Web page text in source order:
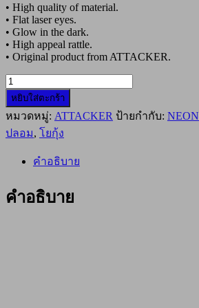
• High quality of material.
• Flat laser eyes.
• Glow in the dark.
• High appeal rattle.
• Original product from ATTACKER.
จำนวน
โย
กุ้ง
ATTACKER
ORIGINAL
SQUID
3.0
#NEW-
หยิบใส่ตะกร้า
หมวดหมู่: ATTACKER ป้ายกำกับ: NEON
ปลอม, โยกุ้ง
คำอธิบาย
คำอธิบาย